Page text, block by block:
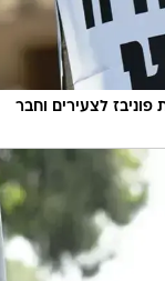
לצעירים וחבר